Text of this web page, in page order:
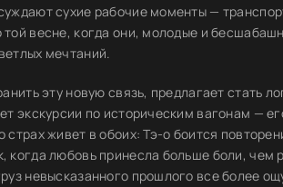
сухие рабочие моменты —
весне, когда они, молодые и
мечтаний.
эту новую связь, предлагает стать
экскурсии по историческим вагонам —
страх живет в обоих: Тэ-о боится
когда любовь принесла больше боли, чем
невысказанного прошлого все более